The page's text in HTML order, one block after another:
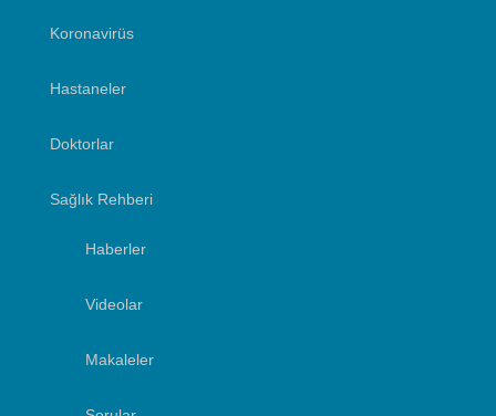
Koronavirüs
Hastaneler
Doktorlar
Sağlık Rehberi
Haberler
Videolar
Makaleler